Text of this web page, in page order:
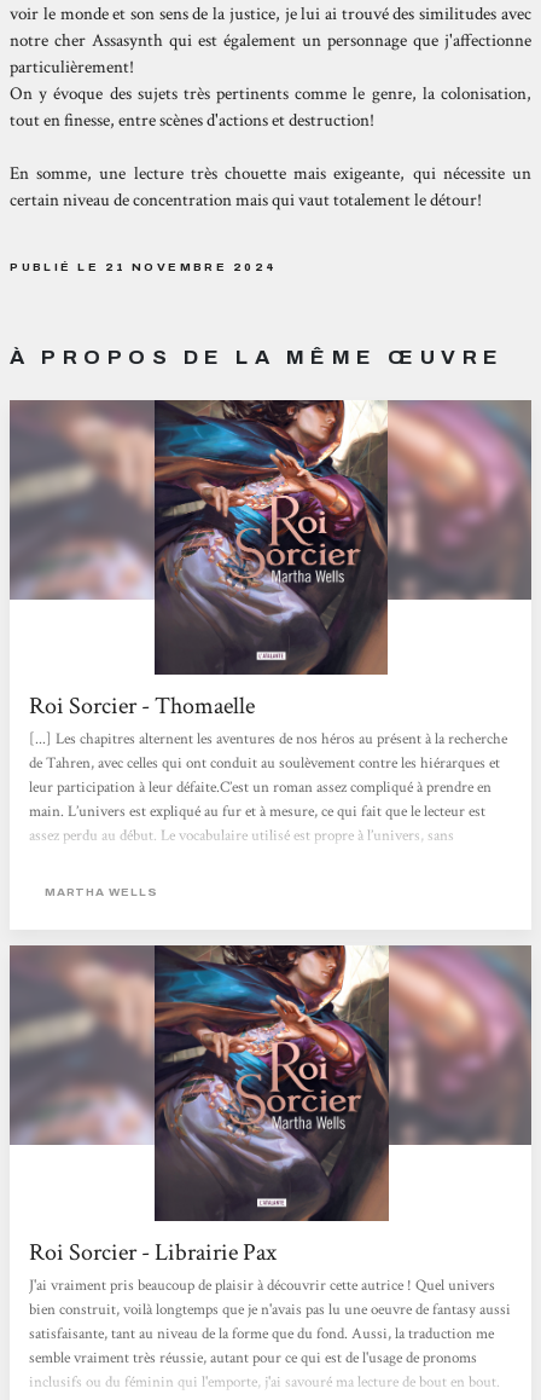
voir le monde et son sens de la justice, je lui ai trouvé des similitudes avec
notre cher Assasynth qui est également un personnage que j'affectionne
particulièrement!
On y évoque des sujets très pertinents comme le genre, la colonisation,
tout en finesse, entre scènes d'actions et destruction!
En somme, une lecture très chouette mais exigeante, qui nécessite un
certain niveau de concentration mais qui vaut totalement le détour!
PUBLIÉ LE 21 NOVEMBRE 2024
À PROPOS DE LA MÊME ŒUVRE
Roi Sorcier - Thomaelle
[...] Les chapitres alternent les aventures de nos héros au présent à la recherche
de Tahren, avec celles qui ont conduit au soulèvement contre les hiérarques et
leur participation à leur défaite.C’est un roman assez compliqué à prendre en
main. L’univers est expliqué au fur et à mesure, ce qui fait que le lecteur est
assez perdu au début. Le vocabulaire utilisé est propre à l’univers, sans
début, à tel point que je l’ai mis en pause...
MARTHA WELLS
Roi Sorcier - Librairie Pax
J'ai vraiment pris beaucoup de plaisir à découvrir cette autrice ! Quel univers
bien construit, voilà longtemps que je n'avais pas lu une oeuvre de fantasy aussi
satisfaisante, tant au niveau de la forme que du fond. Aussi, la traduction me
semble vraiment très réussie, autant pour ce qui est de l'usage de pronoms
inclusifs ou du féminin qui l'emporte, j'ai savouré ma lecture de bout en bout.